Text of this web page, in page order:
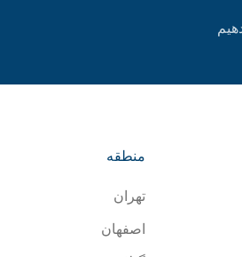
منطقه
تهران
اصفهان